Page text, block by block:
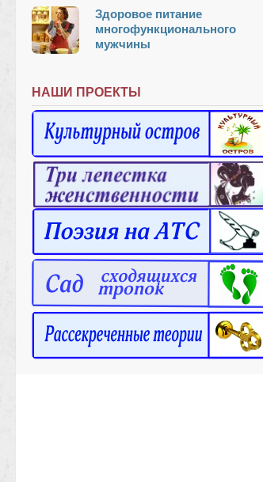
Здоровое питание
многофункционального
мужчины
НАШИ ПРОЕКТЫ